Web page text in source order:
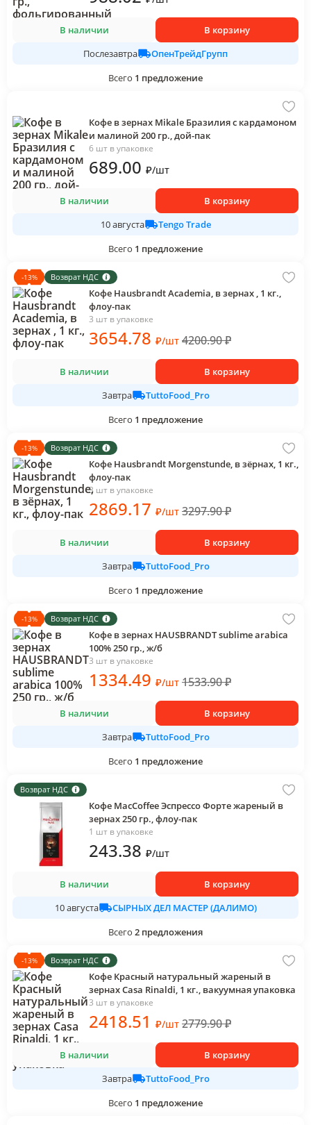
В наличии
В корзину
Послезавтра
ОпенТрейдГрупп
Всего 1 предложение
Кофе в зернах Mikale Бразилия с кардамоном
и малиной 200 гр., дой-пак
6 шт в упаковке
689.00 ₽/шт
В наличии
В корзину
10 августа
Tengo Trade
Всего 1 предложение
-13% Возврат НДС
Кофе Hausbrandt Academia, в зернах , 1 кг.,
флоу-пак
3 шт в упаковке
3654.78 ₽/шт 4200.90₽
В наличии
В корзину
Завтра
TuttoFood_Pro
Всего 1 предложение
-13% Возврат НДС
Кофе Hausbrandt Morgenstunde, в зёрнах, 1 кг.,
флоу-пак
3 шт в упаковке
2869.17 ₽/шт 3297.90₽
В наличии
В корзину
Завтра
TuttoFood_Pro
Всего 1 предложение
-13% Возврат НДС
Кофе в зернах HAUSBRANDT sublime arabica
100% 250 гр., ж/б
3 шт в упаковке
1334.49 ₽/шт 1533.90₽
В наличии
В корзину
Завтра
TuttoFood_Pro
Всего 1 предложение
Возврат НДС
Кофе MacCoffee Эспрессо Форте жареный в
зернах 250 гр., флоу-пак
1 шт в упаковке
243.38 ₽/шт
В наличии
В корзину
10 августа
СЫРНЫХ ДЕЛ МАСТЕР (ДАЛИМО)
Всего 2 предложения
-13% Возврат НДС
Кофе Красный натуральный жареный в
зернах Casa Rinaldi, 1 кг., вакуумная упаковка
3 шт в упаковке
2418.51 ₽/шт 2779.90₽
В наличии
В корзину
Завтра
TuttoFood_Pro
Всего 1 предложение